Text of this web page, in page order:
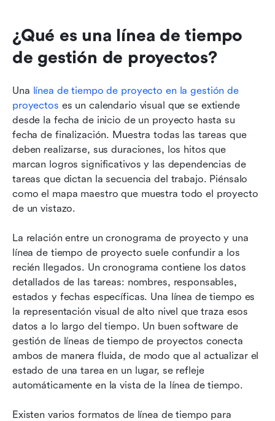
¿Qué es una línea de tiempo
de gestión de proyectos?
Una línea de tiempo de proyecto en la gestión de
proyectos es un calendario visual que se extiende
desde la fecha de inicio de un proyecto hasta su
fecha de finalización. Muestra todas las tareas que
deben realizarse, sus duraciones, los hitos que
marcan logros significativos y las dependencias de
tareas que dictan la secuencia del trabajo. Piénsalo
como el mapa maestro que muestra todo el proyecto
de un vistazo.
La relación entre un cronograma de proyecto y una
línea de tiempo de proyecto suele confundir a los
recién llegados. Un cronograma contiene los datos
detallados de las tareas: nombres, responsables,
estados y fechas específicas. Una línea de tiempo es
la representación visual de alto nivel que traza esos
datos a lo largo del tiempo. Un buen software de
gestión de líneas de tiempo de proyectos conecta
ambos de manera fluida, de modo que al actualizar el
estado de una tarea en un lugar, se refleje
automáticamente en la vista de la línea de tiempo.
Existen varios formatos de línea de tiempo para